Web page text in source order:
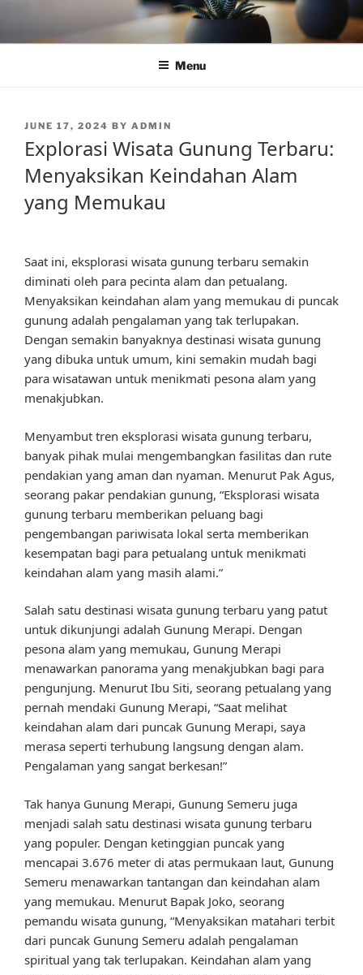
content
Menu
POSTED
JUNE 17, 2024 BY ADMIN
Explorasi Wisata Gunung Terbaru:
Menyaksikan Keindahan Alam
yang Memukau
Saat ini, eksplorasi wisata gunung terbaru semakin
diminati oleh para pecinta alam dan petualang.
Menyaksikan keindahan alam yang memukau di puncak
gunung adalah pengalaman yang tak terlupakan.
Dengan semakin banyaknya destinasi wisata gunung
yang dibuka untuk umum, kini semakin mudah bagi
para wisatawan untuk menikmati pesona alam yang
menakjubkan.
Menyambut tren eksplorasi wisata gunung terbaru,
banyak pihak mulai mengembangkan fasilitas dan rute
pendakian yang aman dan nyaman. Menurut Pak Agus,
seorang pakar pendakian gunung, “Eksplorasi wisata
gunung terbaru memberikan peluang bagi
pengembangan pariwisata lokal serta memberikan
kesempatan bagi para petualang untuk menikmati
keindahan alam yang masih alami.”
Salah satu destinasi wisata gunung terbaru yang patut
untuk dikunjungi adalah Gunung Merapi. Dengan
pesona alam yang memukau, Gunung Merapi
menawarkan panorama yang menakjubkan bagi para
pengunjung. Menurut Ibu Siti, seorang petualang yang
pernah mendaki Gunung Merapi, “Saat melihat
keindahan alam dari puncak Gunung Merapi, saya
merasa seperti terhubung langsung dengan alam.
Pengalaman yang sangat berkesan!”
Tak hanya Gunung Merapi, Gunung Semeru juga
menjadi salah satu destinasi wisata gunung terbaru
yang populer. Dengan ketinggian puncak yang
mencapai 3.676 meter di atas permukaan laut, Gunung
Semeru menawarkan tantangan dan keindahan alam
yang memukau. Menurut Bapak Joko, seorang
pemandu wisata gunung, “Menyaksikan matahari terbit
dari puncak Gunung Semeru adalah pengalaman
spiritual yang tak terlupakan. Keindahan alam yang